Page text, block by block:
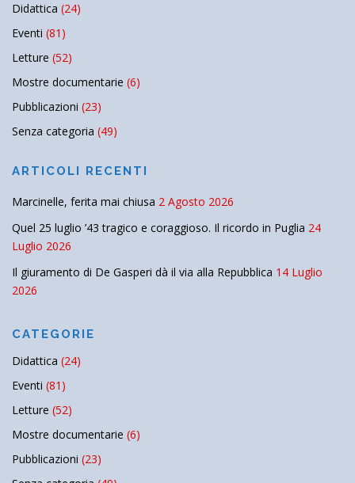
Didattica (24)
Eventi (81)
Letture (52)
Mostre documentarie (6)
Pubblicazioni (23)
Senza categoria (49)
ARTICOLI RECENTI
Marcinelle, ferita mai chiusa 2 Agosto 2026
Quel 25 luglio ’43 tragico e coraggioso. Il ricordo in Puglia 24
Luglio 2026
Il giuramento di De Gasperi dà il via alla Repubblica 14 Luglio
2026
CATEGORIE
Didattica (24)
Eventi (81)
Letture (52)
Mostre documentarie (6)
Pubblicazioni (23)